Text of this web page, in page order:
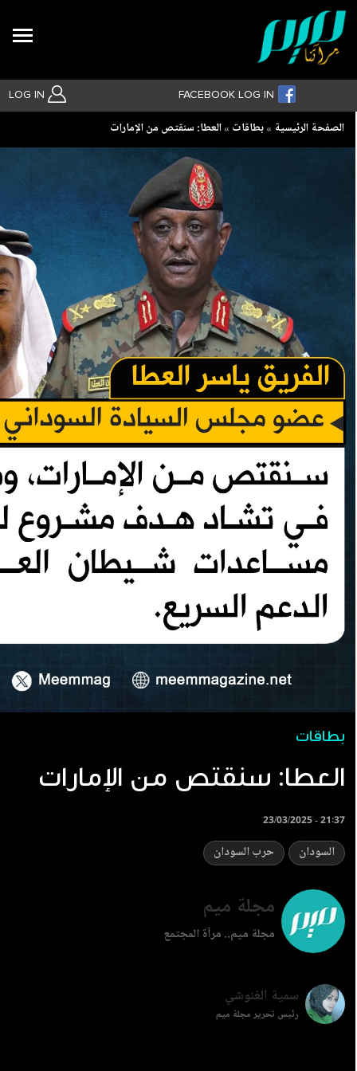
LOG IN FACEBOOK LOG IN
Breadcrumb
الصفحة الرئيسية بطاقات ‏العطا: سنقتص من الإمارات
بطاقات
‏العطا: سنقتص من الإمارات
23/03/2025 - 21:37
السودان حرب السودان
مجلة ميم
مجلة ميم.. مرآة المجتمع
سمية الغنوشي
رئيس تحرير مجلة ميم